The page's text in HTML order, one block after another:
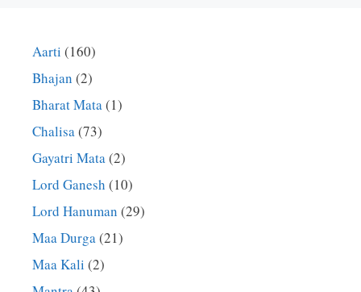
Aarti (160)
Bhajan (2)
Bharat Mata(1)
Chalisa(73)
Gayatri Mata(2)
Lord Ganesh (10)
Lord Hanuman (29)
Maa Durga(21)
Maa Kali (2)